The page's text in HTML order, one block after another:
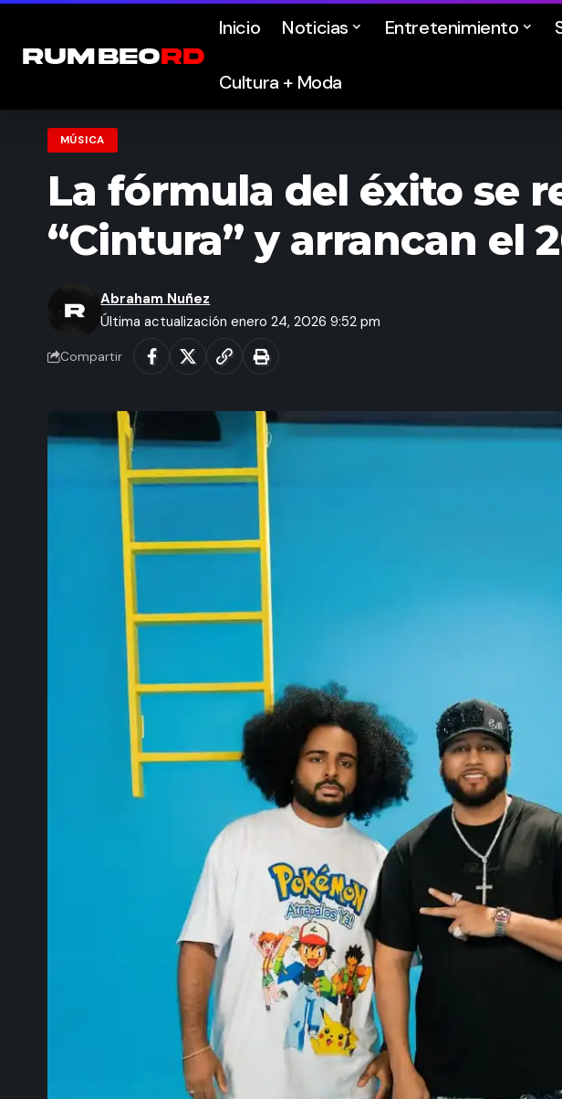
Inicio Noticias Entretenimiento
Cultura + Moda
MÚSICA
La fórmula del éxito se
“Cintura” y arrancan el
Última actualización enero 24, 2026 9:52 pm
Abraham Nuñez
Compartir